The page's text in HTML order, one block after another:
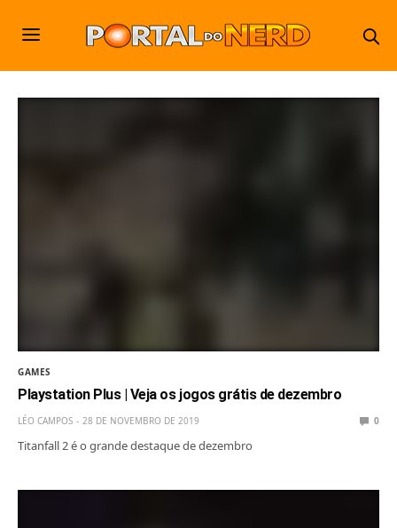
GAMES
Playstation Plus | Veja os jogos grátis de dezembro
LÉO CAMPOS 28 DE NOVEMBRO DE 2019 0
Titanfall 2 é o grande destaque de dezembro